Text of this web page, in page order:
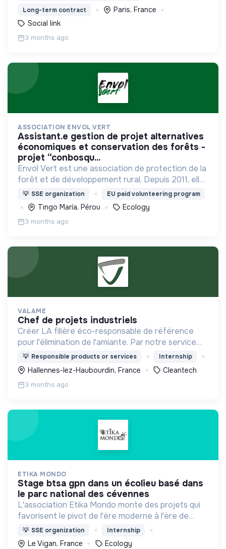
Long-term contract
Paris, France
Social link
3 months ago
ASSOCIATION ENVOL VERT
assistant.e gestion de projet alternatives
économiques et conservation des forêts -
projet “conbosqu...
Envol Vert est une association de protection de la
forêt et de développement rural. Depuis 2011, elle
lutte pour la préservation de la forêt et de la
biodiversité en Colombie au Pérou et en France
💡 SSE organization EU paid volunteering program
Tingo María, Pérou Ecology
3 months ago
VALAME
chef de projets industriels
Créer LA filière éco-responsable de référence
pour l'élimination de l'amiante. Par notre service
innovant et breveté, nous évitons des milliers de
tonnes d'enfouissement de déchets sous terre.
💡 Responsible products or services Internship
Hallennes-lez-Haubourdin, France Cleantech
3 months ago
ETIKA MONDO
stage btsa gpn dans un écolieu basé dans
le parc national des cévennes
L'association Etika Mondo monte des projets qui
favorisent le pivot de l'ère moderne à l'ère de
l'écologie via le credo "incarner, enseigner, servir"
💡 SSE organization Internship
Le Vigan, France Ecology